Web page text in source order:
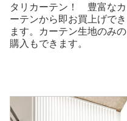
タリカーテン！ 豊富なカ
ーテンから即お買上げでき
ます。カーテン生地のみの
購入もできます。